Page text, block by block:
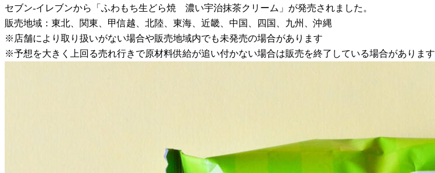
セブン-イレブンから「ふわもち生どら焼 濃い宇治抹茶クリーム」が発売されました。
販売地域：東北、関東、甲信越、北陸、東海、近畿、中国、四国、九州、沖縄
※店舗により取り扱いがない場合や販売地域内でも未発売の場合があります
※予想を大きく上回る売れ行きで原材料供給が追い付かない場合は販売を終了している場合があります